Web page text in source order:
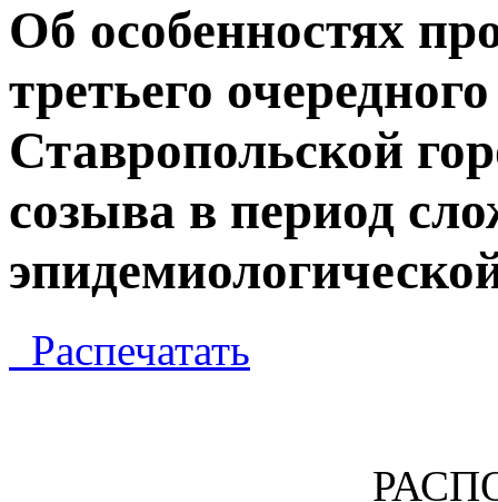
Об особенностях
третьего
Ставропольской
созыва в период
Распечатать